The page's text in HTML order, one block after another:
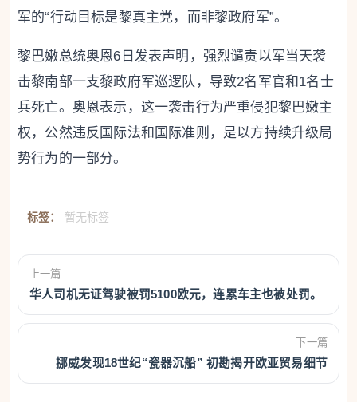
军的“行动目标是黎真主党，而非黎政府军”。
黎巴嫩总统奥恩6日发表声明，强烈谴责以军当天袭
击黎南部一支黎政府军巡逻队，导致2名军官和1名士
兵死亡。奥恩表示，这一袭击行为严重侵犯黎巴嫩主
权，公然违反国际法和国际准则，是以方持续升级局
势行为的一部分。
标签： 暂无标签
上一篇
华人司机无证驾驶被罚5100欧元，连累车主也被处罚。
下一篇
挪威发现18世纪“瓷器沉船” 初勘揭开欧亚贸易细节